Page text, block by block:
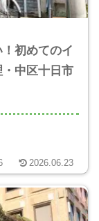
初めてのイ
中区十日市
2026.06.23